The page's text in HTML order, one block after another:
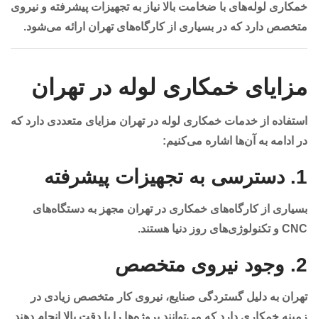
خمکاری لوله‌های با ضخامت بالا نیاز به تجهیزات پیشرفته و نیروی
متخصص دارد که در بسیاری از کارگاه‌های تهران ارائه می‌شود.
مزایای خمکاری لوله در تهران
استفاده از خدمات خمکاری لوله در تهران مزایای متعددی دارد که
در ادامه به آن‌ها اشاره می‌کنیم:
1. دسترسی به تجهیزات پیشرفته
بسیاری از کارگاه‌های خمکاری در تهران مجهز به دستگاه‌های
CNC و تکنولوژی‌های روز دنیا هستند.
2. وجود نیروی متخصص
تهران به دلیل گستردگی صنایع، نیروی کار متخصص زیادی در
زمینه خمکاری دارد که می‌توانند پروژه‌ها را با دقت بالا انجام دهند.